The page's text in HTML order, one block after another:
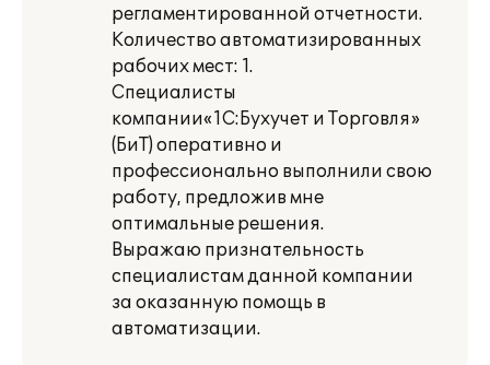
регламентированной отчетности.
Количество автоматизированных
рабочих мест: 1.
Специалисты
компании«1С:Бухучет и Торговля»
(БиТ) оперативно и
профессионально выполнили свою
работу, предложив мне
оптимальные решения.
Выражаю признательность
специалистам данной компании
за оказанную помощь в
автоматизации.